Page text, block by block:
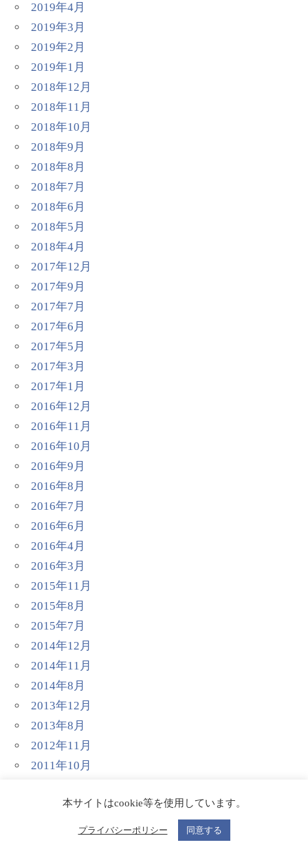
2019年4月
2019年3月
2019年2月
2019年1月
2018年12月
2018年11月
2018年10月
2018年9月
2018年8月
2018年7月
2018年6月
2018年5月
2018年4月
2017年12月
2017年9月
2017年7月
2017年6月
2017年5月
2017年3月
2017年1月
2016年12月
2016年11月
2016年10月
2016年9月
2016年8月
2016年7月
2016年6月
2016年4月
2016年3月
2015年11月
2015年8月
2015年7月
2014年12月
2014年11月
2014年8月
2013年12月
2013年8月
2012年11月
2011年10月
2011年4月
2011年3月
本サイトはcookie等を使用しています。
プライバシーポリシー 同意する